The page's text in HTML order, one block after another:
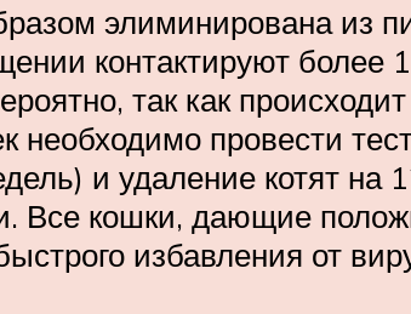
элиминирована из
контактируют более
так как
необходимо провести
и удаление котят на
Все кошки, дающие
избавления от